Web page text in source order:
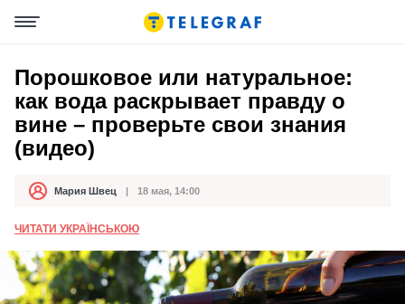
Порошковое или натуральное:
как вода раскрывает правду о
вине – проверьте свои знания
(видео)
АвторМария Швец
Дата публикации 18 мая, 14:00
ЧИТАТИ УКРАЇНСЬКОЮ